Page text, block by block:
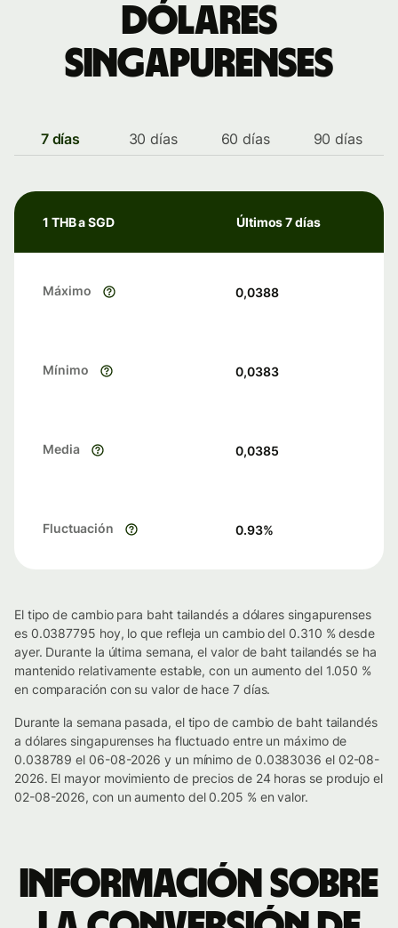
dólares
singapurenses
7 días 30 días 60 días 90 días
1 THB a SGD Últimos 7 días
Máximo 0,0388
Mínimo 0,0383
Media 0,0385
Fluctuación 0.93%
El tipo de cambio para baht tailandés a dólares singapurenses
es 0.0387795 hoy, lo que refleja un cambio del 0.310 % desde
ayer. Durante la última semana, el valor de baht tailandés se ha
mantenido relativamente estable, con un aumento del 1.050 %
en comparación con su valor de hace 7 días.
Durante la semana pasada, el tipo de cambio de baht tailandés
a dólares singapurenses ha fluctuado entre un máximo de
0.038789 el 06-08-2026 y un mínimo de 0.0383036 el 02-08-
2026. El mayor movimiento de precios de 24 horas se produjo el
02-08-2026, con un aumento del 0.205 % en valor.
Información sobre